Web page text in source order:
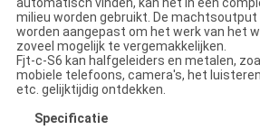
automatisch vinden, kan het in een
milieu worden gebruikt. De
worden aangepast om het werk van het
zoveel mogelijk te vergemakkelijken.
Fjt-c-S6 kan halfgeleiders en metalen,
mobiele telefoons, camera's, het
etc. gelijktijdig ontdekken.
Specificatie